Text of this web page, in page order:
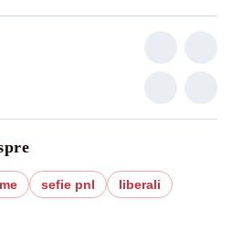
sefie pnl
liberali